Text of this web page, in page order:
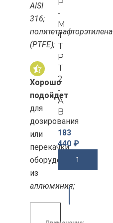
AISI
316;
политетрафторэтилена
(PTFE);
Хорошо
подойдет
для
дозирования
или
перекачки
оборудование
из
аллюминия;
P
-
M
T
T
P
T
2
-
A
B
183
440 ₽
В Корзину